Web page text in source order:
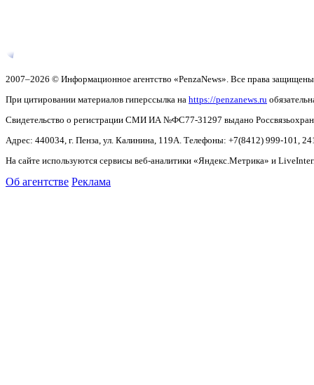
2007–2026 © Информационное агентство «PenzaNews». Все права
При цитировании материалов гиперссылка на https://penzanews.ru
Свидетельство о регистрации СМИ ИА №ФС77-31297 выдано
Адрес: 440034, г. Пенза, ул. Калинина, 119А. Телефоны: +7(8412) 999-101,
На сайте используются сервисы веб-аналитики «Яндекс.Метрика» и
Об агентстве Реклама